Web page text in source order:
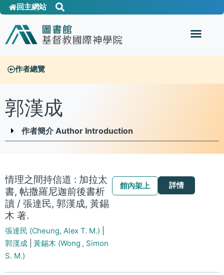
回主網站
作者總覽
郭漢成
作者簡介 Author Introduction
情理之間持信道 : 加拉太
書, 帖撒羅尼迦前後書析
讀 / 張達民, 郭漢成, 黃錫
木 著.
張達民 (Cheung, Alex T. M.)
郭漢成|黃錫木 (Wong , Simon
S. M.)
館內架上 詳情